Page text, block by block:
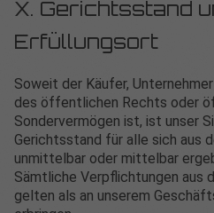
X. Gerichtsstand
Erfüllungsort
Soweit der Käufer,
des öffentlichen Rechts oder
Sondervermögen ist, ist unser
Gerichtsstand für alle sich aus
unmittelbar oder mittelbar
Sämtliche Verpflichtungen aus
gelten als an unserem